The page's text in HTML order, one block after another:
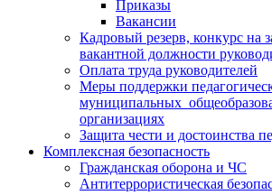
Приказы
Вакансии
Кадровый резерв, конкурс на
вакантной должности
Оплата труда руководителей
Меры поддержки
муниципальных
организациях
Защита чести и достоинства
Комплексная безопасность
Гражданская оборона и ЧС
Антитеррористическая